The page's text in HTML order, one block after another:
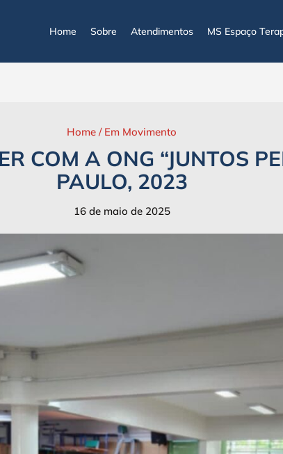
Home Sobre Atendimentos MS Espaço
Home / Em Movimento
COM A ONG “JUNTOS
PAULO, 2023
16 de maio de 2025